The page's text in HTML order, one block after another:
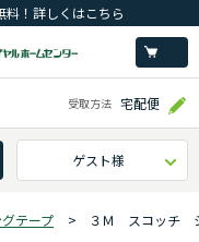
！詳しくはこちら
受取方法 宅配便
ゲスト様
テープ > ３Ｍ スコッチ